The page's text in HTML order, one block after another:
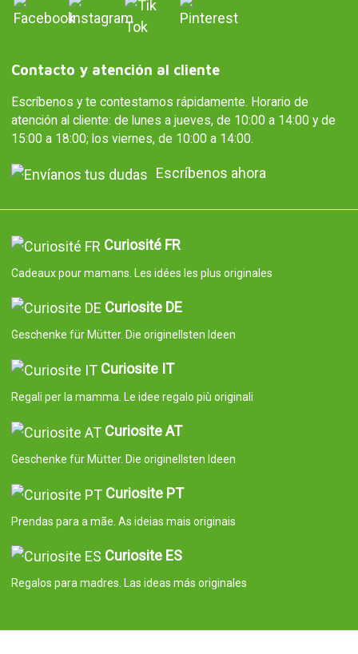
Contacto y atención al cliente
Escríbenos y te contestamos rápidamente. Horario de
atención al cliente: de lunes a jueves, de 10:00 a 14:00 y de
15:00 a 18:00; los viernes, de 10:00 a 14:00.
Escríbenos ahora
Curiosité FR
Cadeaux pour mamans. Les idées les plus originales
Curiosite DE
Geschenke für Mütter. Die originellsten Ideen
Curiosite IT
Regali per la mamma. Le idee regalo più originali
Curiosite AT
Geschenke für Mütter. Die originellsten Ideen
Curiosite PT
Prendas para a mãe. As ideias mais originais
Curiosite ES
Regalos para madres. Las ideas más originales